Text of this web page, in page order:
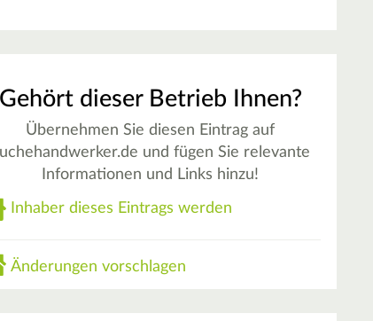
Gehört dieser Betrieb Ihnen?
Übernehmen Sie diesen Eintrag auf
und fügen Sie relevante
Informationen und Links hinzu!
Inhaber dieses Eintrags werden
Änderungen vorschlagen